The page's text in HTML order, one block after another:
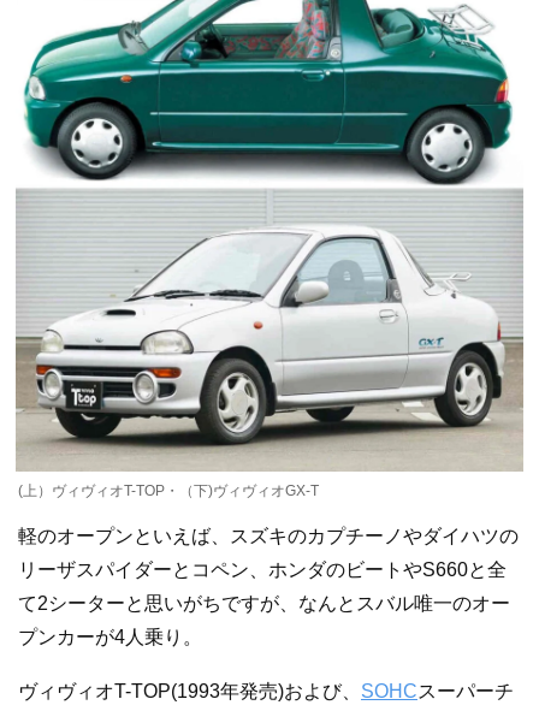
(上）ヴィヴィオT-TOP・（下)ヴィヴィオGX-T
軽のオープンといえば、スズキのカプチーノやダイハツの
リーザスパイダーとコペン、ホンダのビートやS660と全
て2シーターと思いがちですが、なんとスバル唯一のオー
プンカーが4人乗り。
ヴィヴィオT-TOP(1993年発売)および、 SOHCスーパーチ